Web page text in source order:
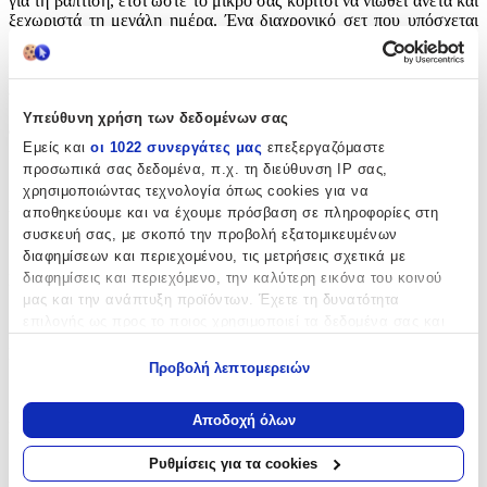
Υπεύθυνη χρήση των δεδομένων σας
Εμείς και οι 1022 συνεργάτες μας επεξεργαζόμαστε
προσωπικά σας δεδομένα, π.χ. τη διεύθυνση IP σας,
χρησιμοποιώντας τεχνολογία όπως cookies για να
αποθηκεύουμε και να έχουμε πρόσβαση σε πληροφορίες στη
συσκευή σας, με σκοπό την προβολή εξατομικευμένων
διαφημίσεων και περιεχομένου, τις μετρήσεις σχετικά με
διαφημίσεις και περιεχόμενο, την καλύτερη εικόνα του κοινού
μας και την ανάπτυξη προϊόντων. Έχετε τη δυνατότητα
Να συλλέξουμε πληροφορίες σχετικά με τη γεωγραφική
σας τοποθεσία, οι οποίες μπορεί να είναι ακριβείς σε
απόσταση μερικών μέτρων
Να αναγνωρίσουμε τη συσκευή σας σαρώνοντας ενεργά
Προβολή λεπτομερειών
Αποδοχή όλων
Ρυθμίσεις για τα cookies
ξεχωριστά τη μεγάλη ημέρα. Ένα διαχρονικό σετ που υπόσχεται
μοναδικές στιγμές και όμορφες αναμνήσεις.
Χαρακτηριστικά
Κορίτσι
Χρώμα:
Εκρού
Μοτίβο:
Κατασκευαστής